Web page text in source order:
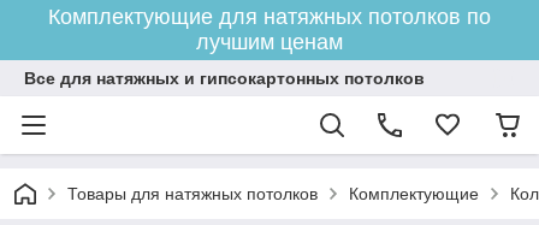
Комплектующие для натяжных потолков по
лучшим ценам
Все для натяжных и гипсокартонных потолков
Товары для натяжных потолков Комплектующие